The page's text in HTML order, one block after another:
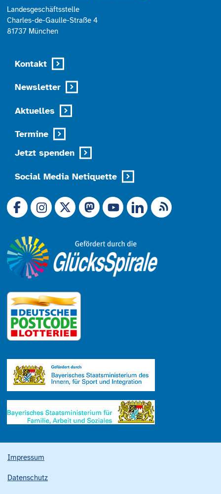
Landesgeschäftsstelle
Charles-de-Gaulle-Straße 4
81737 München
Kontakt
Newsletter
Aktuelles
Termine
Jetzt spenden
Social Media Netiquette
Link zu X (Ex-Twitter)
RSS-Feed
Impressum
Datenschutz